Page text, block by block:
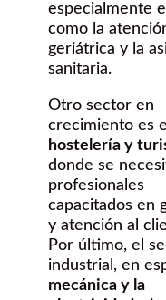
especialmente
como la
geriátrica y la
sanitaria.
Otro sector en
crecimiento es
hostelería y
donde se
profesionales
capacitados en
y atención al
Por último, el
industrial, en
mecánica y la